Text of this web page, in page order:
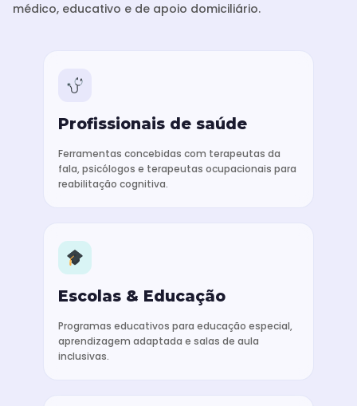
médico, educativo e de apoio domiciliário.
Profissionais de saúde
Ferramentas concebidas com terapeutas da
fala, psicólogos e terapeutas ocupacionais para
reabilitação cognitiva.
Escolas & Educação
Programas educativos para educação especial,
aprendizagem adaptada e salas de aula
inclusivas.